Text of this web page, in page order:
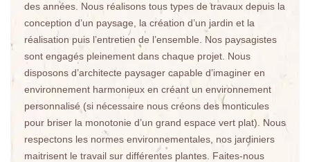
des années. Nous réalisons tous types de travaux depuis la
conception d’un paysage, la création d’un jardin et la
réalisation puis l’entretien de l’ensemble. Nos paysagistes
sont engagés pleinement dans chaque projet. Nous
disposons d’architecte paysager capable d’imaginer en
environnement harmonieux en créant un environnement
personnalisé (si nécessaire nous créons des monticules
pour briser la monotonie d’un grand espace vert plat). Nous
respectons les normes environnementales, nos jardiniers
maitrisent le travail sur différentes plantes. Faites-nous